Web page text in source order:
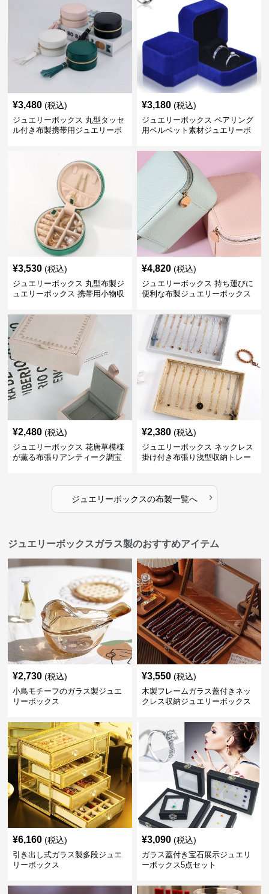
¥3,480 (税込)
ジュエリーボックス 丸型タッセ
ル付き布製携帯用ジュエリーボ
¥3,180 (税込)
ジュエリーボックス ペアリング
用ベルベット素材ジュエリーボ
¥3,530 (税込)
ジュエリーボックス 丸型布製ジ
ュエリーボックス 携帯用小物収
¥4,820 (税込)
ジュエリーボックス 持ち運びに
便利な布製ジュエリーボックス
¥2,480 (税込)
ジュエリーボックス 花唐草模様
が薫る布張りアンティーク調宝
¥2,380 (税込)
ジュエリーボックス ネックレス
掛け付き布張り浅型収納トレー
ジュエリーボックスの布製一覧へ ›
ジュエリーボックスガラス製のおすすめアイテム
¥2,730 (税込)
小鳥モチーフのガラス製ジュエ
リーボックス
¥3,550 (税込)
木製フレームガラス蓋付きネッ
クレス収納ジュエリーボックス
¥6,160 (税込)
引き出し式ガラス製多段ジュエ
リーボックス
¥3,090 (税込)
ガラス蓋付き宝石展示ジュエリ
ーボックス5点セット